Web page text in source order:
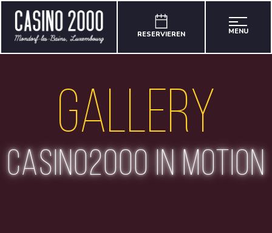
RESERVIEREN MENU
Gallery
casino2000 in motion